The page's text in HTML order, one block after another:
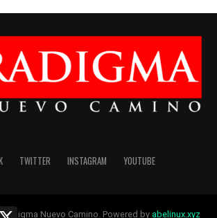
TWITTER INSTAGRAM YOUTUBE
Nuevo Camino. Powered by abelinux.xyz
X